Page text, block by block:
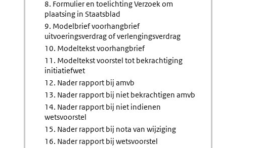
8. Formulier en toelichting Verzoek om
plaatsing in Staatsblad
9. Modelbrief voorhangbrief
uitvoeringsverdrag of verlengingsverdrag
10. Modeltekst voorhangbrief
11. Modeltekst voorstel tot bekrachtiging
initiatiefwet
12. Nader rapport bij amvb
13. Nader rapport bij niet bekrachtigen amvb
14. Nader rapport bij niet indienen
wetsvoorstel
15. Nader rapport bij nota van wijziging
16. Nader rapport bij wetsvoorstel